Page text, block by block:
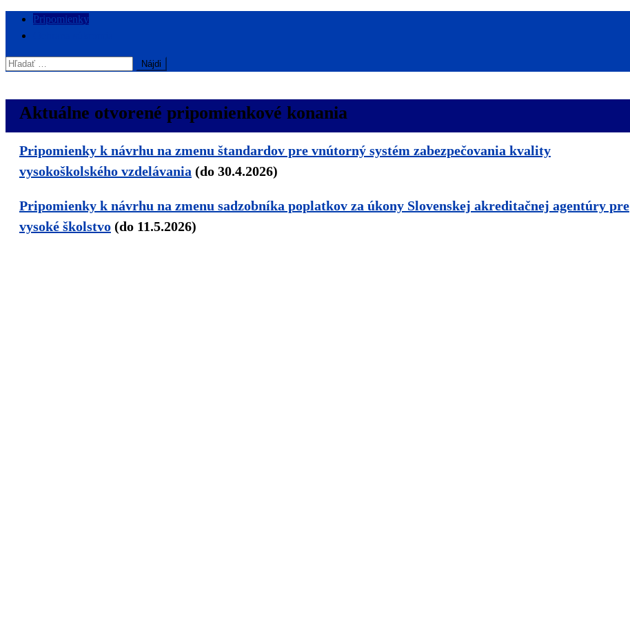
Skip
Pripomienky
Hľadať:
Aktuálne otvorené pripomienkové konania
Pripomienky k návrhu na zmenu štandardov pre vnútorný systém zabezpečovania kvality
vysokoškolského vzdelávania (do 30.4.2026)
Pripomienky k návrhu na zmenu sadzobníka poplatkov za úkony Slovenskej akreditačnej agentúry pre
vysoké školstvo(do 11.5.2026)